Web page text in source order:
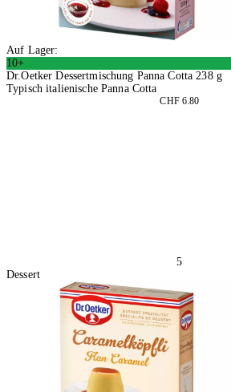
Auf Lager:
10+
Dr.Oetker Dessertmischung Panna Cotta 238 g
Typisch italienische Panna Cotta
CHF 6.80
5
Dessert